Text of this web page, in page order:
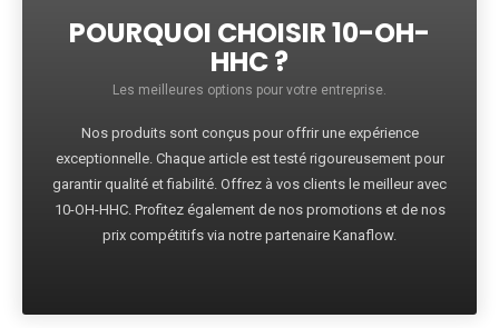
POURQUOI CHOISIR 10-OH-
HHC ?
Les meilleures options pour votre entreprise.
Nos produits sont conçus pour offrir une expérience
exceptionnelle. Chaque article est testé rigoureusement pour
garantir qualité et fiabilité. Offrez à vos clients le meilleur avec
10-OH-HHC. Profitez également de nos promotions et de nos
prix compétitifs via notre partenaire Kanaflow.